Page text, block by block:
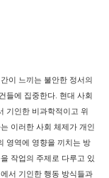
이 느끼는 불안한 정서의
들에 집중한다. 현대 사회
기인한 비과학적이고 위
이러한 사회 체제가 개인
영역에 영향을 끼치는 방
작업의 주제로 다루고 있
서 기인한 행동 방식들과